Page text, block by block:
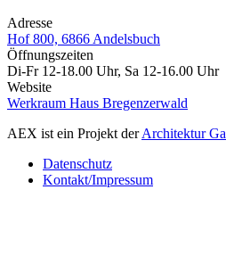
Adresse
Hof 800, 6866 Andelsbuch
Öffnungszeiten
Di-Fr 12-18.00 Uhr, Sa 12-16.00 Uhr
Website
Werkraum Haus Bregenzerwald
AEX ist ein Projekt derArchitektur
Datenschutz
Kontakt/Impressum